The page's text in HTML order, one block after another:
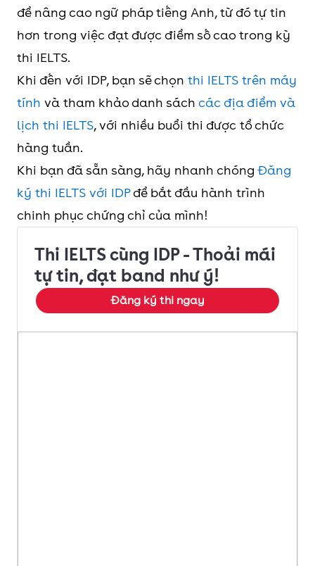
để nâng cao ngữ pháp tiếng Anh, từ đó tự tin
hơn trong việc đạt được điểm số cao trong kỳ
thi IELTS.
Khi đến với IDP, bạn sẽ chọn thi IELTS trên máy
tính và tham khảo danh sách các địa điểm và
lịch thi IELTS, với nhiều buổi thi được tổ chức
hàng tuần.
Khi bạn đã sẵn sàng, hãy nhanh chóngĐăng
ký thi IELTS với IDPđể bắt đầu hành trình
chinh phục chứng chỉ của mình!
Thi IELTS cùng IDP - Thoải mái
tự tin, đạt band như ý!
Đăng ký thi ngay